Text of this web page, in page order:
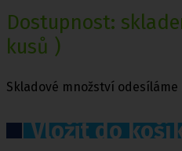
Dostupnost:
kusů )
Skladové množství
Vložit do